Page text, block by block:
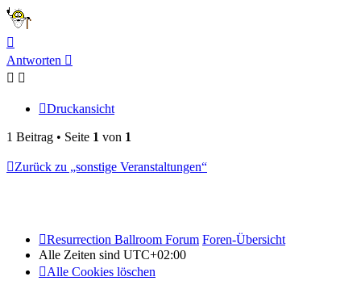
oben
Antworten
Druckansicht
1 Beitrag • Seite 1 von 1
Zurück zu „sonstige Veranstaltungen“
Resurrection Ballroom Forum Foren-Übersicht
Alle Zeiten sind UTC+02:00
Alle Cookies löschen